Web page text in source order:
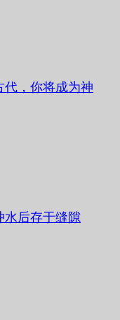
代，你将成为神
水后存于缝隙